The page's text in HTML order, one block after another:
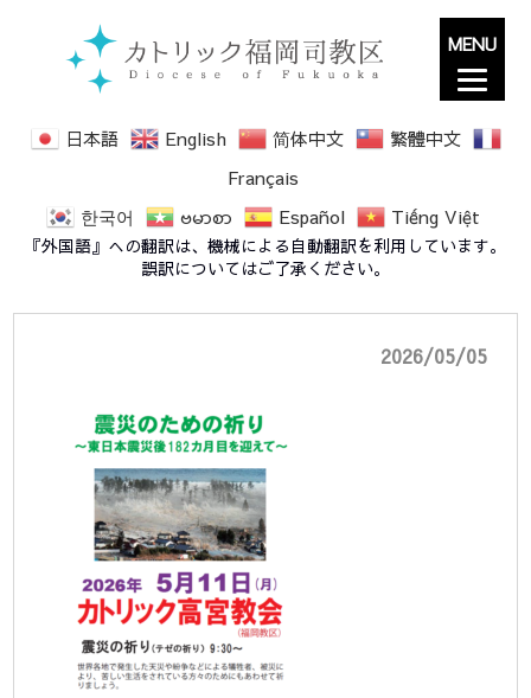
日本語 English 简体中文
繁體中文
Français
한국어
ဗမာစာ Español Tiếng Việt
『外国語』への翻訳は、機械による自動翻訳を利用しています。
誤訳についてはご了承ください。
20260505_092819
2026/05/05
MENU